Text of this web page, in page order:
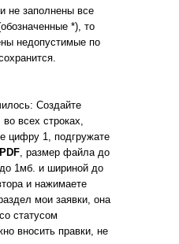
не заполнены все
*), то
недопустимые по
Создайте
всех строках,
цифру 1, подгружате
PDF, размер файла до
до 1мб. и шириной до
и нажимаете
мои заявки, она
статусом
вносить правки, не